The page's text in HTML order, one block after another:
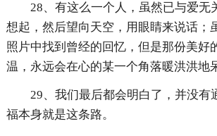
28、有这么一个人，虽然已与爱无
想起，然后望向天空，用眼睛来说话；
照片中找到曾经的回忆，但是那份美好
温，永远会在心的某一个角落暖洪洪地
29、我们最后都会明白了，并没有
福本身就是这条路。